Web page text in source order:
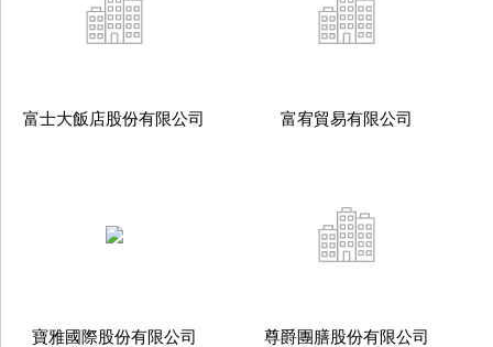
富士大飯店股份有限公司 富宥貿易有限公司
寶雅國際股份有限公司 尊爵團膳股份有限公司